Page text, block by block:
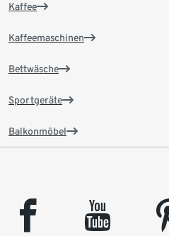
Kaffee
Kaffeemaschinen
Bettwäsche
Sportgeräte
Balkonmöbel
facebook youtube